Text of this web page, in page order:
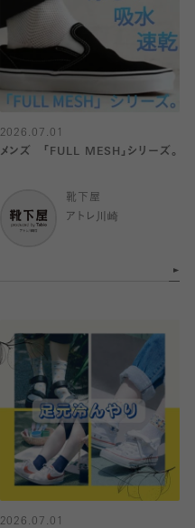
2026.07.01
メンズ 「FULL MESH」シリーズ。
靴下屋
アトレ川崎
2026.07.01